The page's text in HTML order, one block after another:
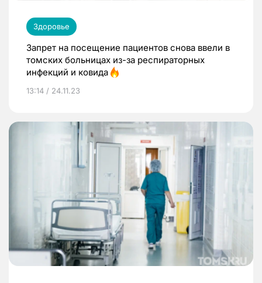
Здоровье
Запрет на посещение пациентов снова ввели в
томских больницах из-за респираторных
инфекций и ковида
13:14 / 24.11.23